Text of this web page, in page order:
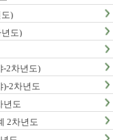
)
도)
-2차년도)
)-2차년도
년도
2차년도